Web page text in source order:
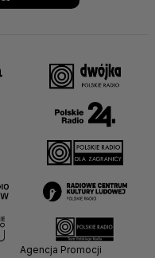
Agencja Promocji